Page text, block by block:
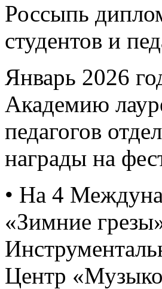
Россыпь
студентов и
Январь 2026
Академию
педагогов
награды на
• На 4
«Зимние
Центр